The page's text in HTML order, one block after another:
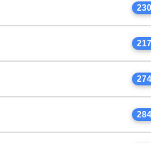
230
217
274
284